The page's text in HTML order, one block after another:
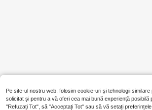
Pe site-ul nostru web, folosim cookie-uri și tehnologii
solicitat și pentru a vă oferi cea mai bună experiență posibilă
"Refuzați Tot", să "Acceptați Tot" sau să vă setați